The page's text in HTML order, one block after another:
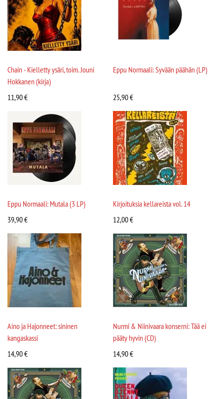
Chain - Kielletty ysäri, toim. Jouni
Hokkanen (kirja)
11,90€
Eppu Normaali: Syvään päähän (LP)
25,90€
Eppu Normaali: Mutala (3 LP)
39,90€
Kirjoituksia kellareista vol. 14
12,00€
Aino ja Hajonneet: sininen
kangaskassi
14,90€
Nurmi & Niinivaara konserni: Tää ei
pääty hyvin (CD)
14,90€